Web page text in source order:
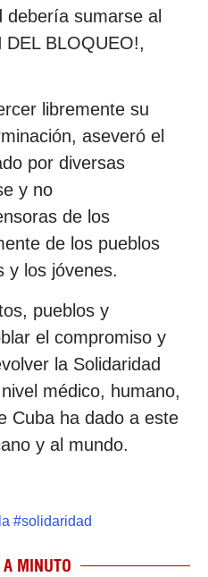
debería sumarse al
DEL BLOQUEO!,
libremente su
aseveró el
por diversas
y no
de los
de los pueblos
y los jóvenes.
pueblos y
el compromiso y
la Solidaridad
médico, humano,
Cuba ha dado a este
y al mundo.
#solidaridad
MINUTO